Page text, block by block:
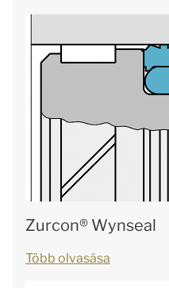
Zurcon® Wynseal
Több olvasása